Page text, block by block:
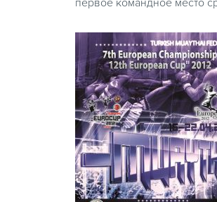
первое командное место